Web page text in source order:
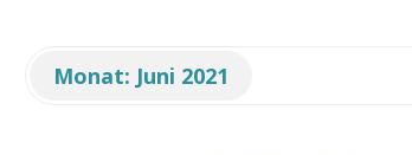
aMonat: Juni 2021